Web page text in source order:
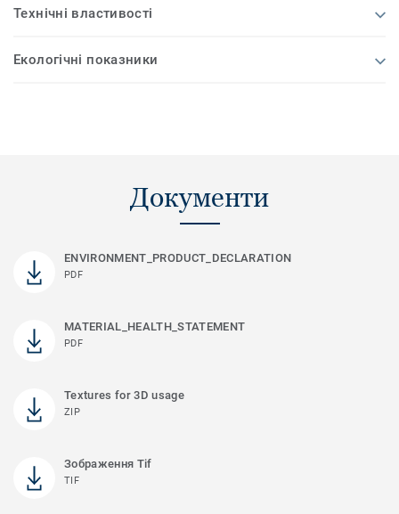
Технічні властивості
Екологічні показники
Документи
ENVIRONMENT_PRODUCT_DECLARATION
PDF
MATERIAL_HEALTH_STATEMENT
PDF
Textures for 3D usage
ZIP
Зображення Tif
TIF